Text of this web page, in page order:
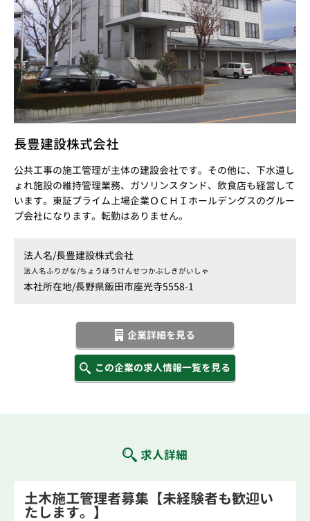
長豊建設株式会社
公共工事の施工管理が主体の建設会社です。その他に、下水道し
ょれ施設の維持管理業務、ガソリンスタンド、飲食店も経営して
います。東証プライム上場企業ＯＣＨＩホールデングスのグルー
プ会社になります。転勤はありません。
法人名/長豊建設株式会社
法人名ふりがな/ちょうほうけんせつかぶしきがいしゃ
本社所在地/長野県飯田市座光寺5558-1
企業詳細を見る
この企業の求人情報一覧を見る
求人詳細
土木施工管理者募集【未経験者も歓迎い
たします。】